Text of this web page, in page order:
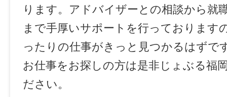
ります。アドバイザーとの相談から就
まで手厚いサポートを行っております
ったりの仕事がきっと見つかるはずで
お仕事をお探しの方は是非じょぶる福
ださい。